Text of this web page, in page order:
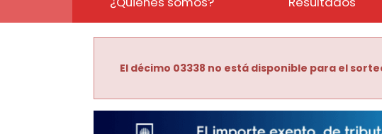
El décimo 03338 no está disponible para el